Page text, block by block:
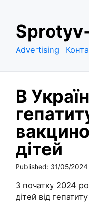
k
c
o
n
t
e
n
t
Advertising
В
дітей
Published: 31/05/2024
З початку 2024
дітей від